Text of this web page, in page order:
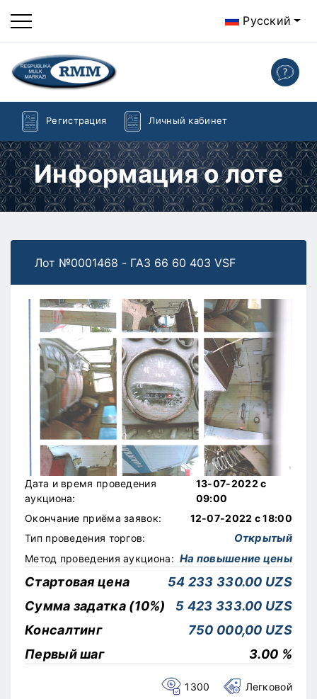
Русский
Регистрация Личный кабинет
Информация о лоте
Лот №0001468 - ГАЗ 66 60 403 VSF
Дата и время проведения
аукциона:
13-07-2022 с
09:00
Окончание приёма заявок:
12-07-2022 с 18:00
Тип проведения торгов:
Открытый
Метод проведения аукциона: На повышение цены
Стартовая цена
54 233 330.00 UZS
Сумма задатка (10%)
5 423 333.00 UZS
Консалтинг
750 000,00 UZS
Первый шаг
3.00 %
1300 Легковой